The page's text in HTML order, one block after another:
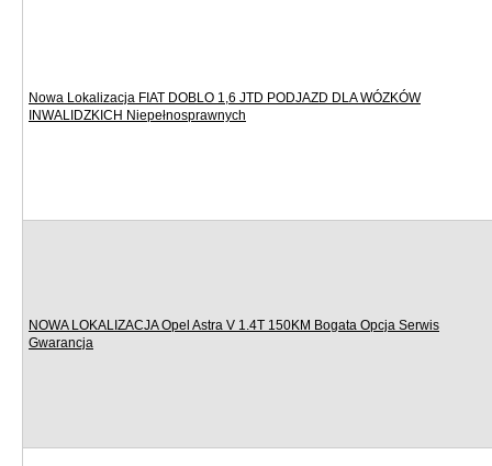
Nowa Lokalizacja FIAT DOBLO 1,6 JTD PODJAZD DLA WÓZKÓW
INWALIDZKICH Niepełnosprawnych
NOWA LOKALIZACJA Opel Astra V 1.4T 150KM Bogata Opcja Serwis
Gwarancja